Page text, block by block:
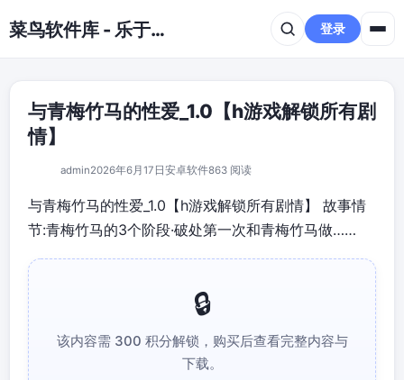
菜鸟软件库 - 乐于分享免费资源平台 登录
与青梅竹马的性爱_1.0【h游戏解锁所有剧
情】
admin2026年6月17日 安卓软件863 阅读
与青梅竹马的性爱_1.0【h游戏解锁所有剧情】 故事情
节:青梅竹马的3个阶段·破处第一次和青梅竹马做……
该内容需 300 积分解锁，购买后查看完整内容与
下载。